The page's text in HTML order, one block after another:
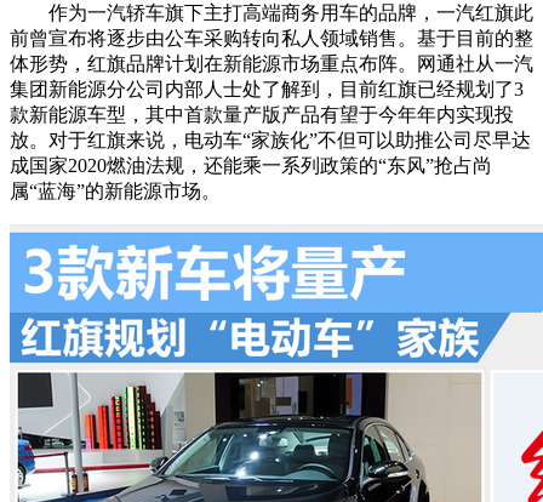
作为一汽轿车旗下主打高端商务用车的品牌，一汽红旗此
前曾宣布将逐步由公车采购转向私人领域销售。基于目前的整
体形势，红旗品牌计划在新能源市场重点布阵。网通社从一汽
集团新能源分公司内部人士处了解到，目前红旗已经规划了3
款新能源车型，其中首款量产版产品有望于今年年内实现投
放。对于红旗来说，电动车“家族化”不但可以助推公司尽早达
成国家2020燃油法规，还能乘一系列政策的“东风”抢占尚
属“蓝海”的新能源市场。